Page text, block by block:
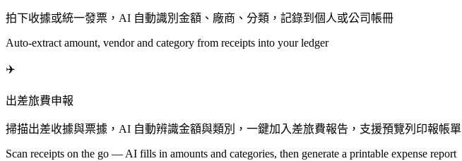
拍下收據或統一發票，AI 自動識別金額、廠商、分類，記錄到個人或公司帳冊
Auto-extract amount, vendor and category from receipts into your ledger
✈️
出差旅費申報
掃描出差收據與票據，AI 自動辨識金額與類別，一鍵加入差旅費報告，支援預覽列印報帳單
Scan receipts on the go — AI fills in amounts and categories, then generate a printable expense report